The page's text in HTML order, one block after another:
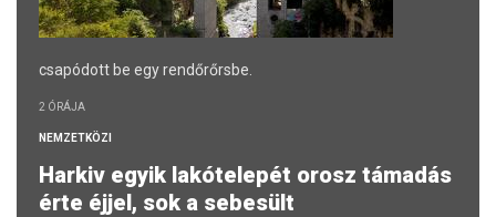
csapódott be egy rendőrőrsbe.
2 ÓRÁJA
NEMZETKÖZI
Harkiv egyik lakótelepét orosz támadás
érte éjjel, sok a sebesült